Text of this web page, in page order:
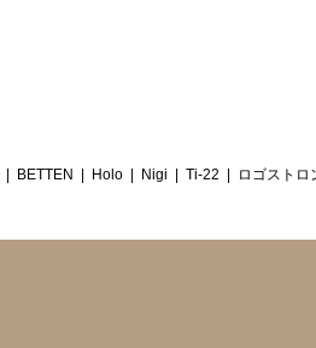
BETTEN Holo Nigi Ti-22 ロゴストロ